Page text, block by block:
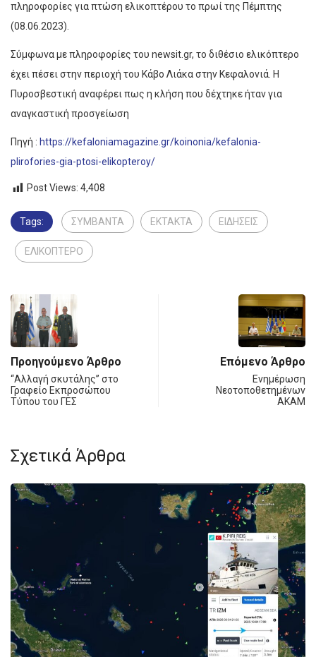
πληροφορίες για πτώση ελικοπτέρου το πρωί της Πέμπτης
(08.06.2023).
Σύμφωνα με πληροφορίες του newsit.gr, το διθέσιο ελικόπτερο
έχει πέσει στην περιοχή του Κάβο Λιάκα στην Κεφαλονιά. Η
Πυροσβεστική αναφέρει πως η κλήση που δέχτηκε ήταν για
αναγκαστική προσγείωση
Πηγή : https://kefaloniamagazine.gr/koinonia/kefalonia-
plirofories-gia-ptosi-elikopteroy/
Post Views: 4,408
Tags: ΣΥΜΒΑΝΤΑ ΕΚΤΑΚΤΑ ΕΙΔΗΣΕΙΣ
ΕΛΙΚΟΠΤΕΡΟ
Προηγούμενο Άρθρο
“Αλλαγή σκυτάλης” στο
Γραφείο Εκπροσώπου
Τύπου του ΓΕΣ
Επόμενο Άρθρο
Ενημέρωση
Νεοτοποθετημένων
ΑΚΑΜ
Σχετικά Άρθρα